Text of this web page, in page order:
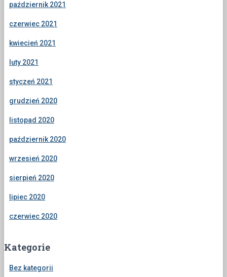
październik 2021
czerwiec 2021
kwiecień 2021
luty 2021
styczeń 2021
grudzień 2020
listopad 2020
październik 2020
wrzesień 2020
sierpień 2020
lipiec 2020
czerwiec 2020
Kategorie
Bez kategorii